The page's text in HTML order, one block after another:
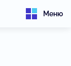
Меню